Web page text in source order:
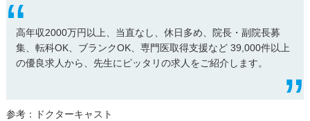
高年収2000万円以上、当直なし、休日多め、院長・副院長募
集、転科OK、ブランクOK、専門医取得支援など 39,000件以上
の優良求人から、先生にピッタリの求人をご紹介します。
参考：ドクターキャスト